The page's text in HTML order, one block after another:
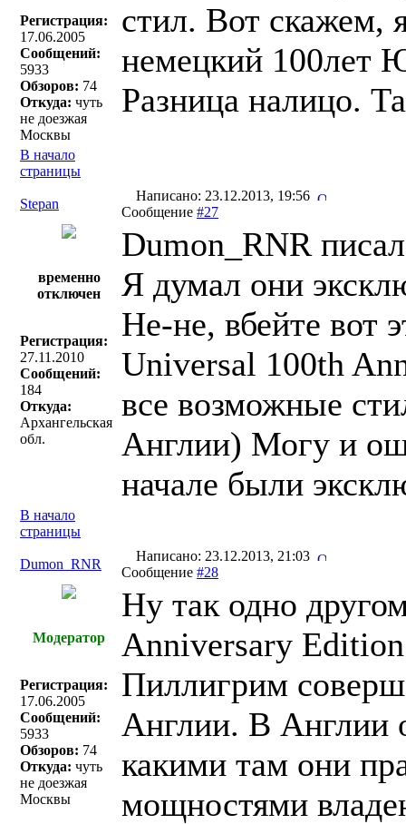
Регистрация:
17.06.2005
Сообщений:
5933
Обзоров: 74
Откуда: чуть
не доезжая
Москвы
стил. Вот скажем,
немецкий 100лет
Разница налицо.
В начало
страницы
Stepan
Написано: 23.12.2013, 19:56
Сообщение #27
временно
отключен
Регистрация:
27.11.2010
Сообщений:
184
Откуда:
Архангельская
обл.
Dumon_RNR
Я думал они
Не-не, вбейте вот
Universal 100th
все возможные
Англии) Могу и
начале были
В начало
страницы
Dumon_RNR
Написано: 23.12.2013, 21:03
Сообщение #28
Модератор
Регистрация:
17.06.2005
Сообщений:
5933
Обзоров: 74
Откуда: чуть
не доезжая
Москвы
Ну так одно
Anniversary
Пиллигрим
Англии. В Англии
какими там они
мощностями